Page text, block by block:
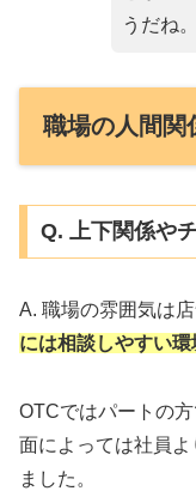
うだね。
職場の人間関
Q. 上下関係や
A. 職場の雰囲気は
には相談しやすい
OTCではパートの
面によっては社員
ました。